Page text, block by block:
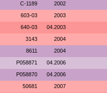
C-1189 2002
603-03 2003
640-03 04.2003
3143 2004
8611 2004
P058871 04.2006
P058870 04.2006
50681 2007